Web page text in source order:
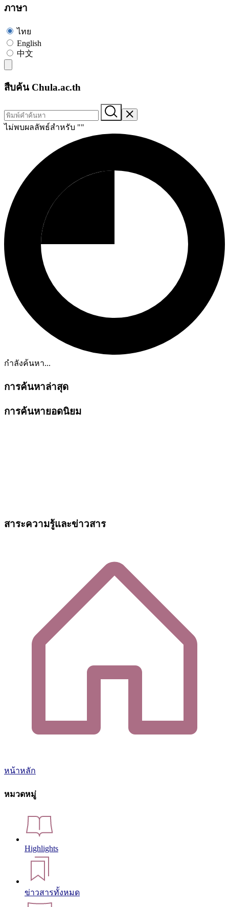
ภาษา
ไทย
English
中文
สืบค้น Chula.ac.th
ไม่พบผลลัพธ์สำหรับ ""
กำลังค้นหา...
การค้นหาล่าสุด
การค้นหายอดนิยม
สาระความรู้และข่าวสาร
หน้าหลัก
หมวดหมู่
Highlights
ข่าวสารทั้งหมด